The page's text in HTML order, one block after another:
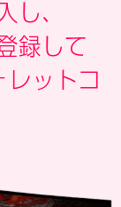
し、
録して
ットコ